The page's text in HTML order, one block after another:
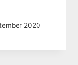
2020